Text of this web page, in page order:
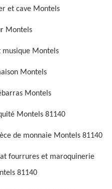
et cave Montels
Montels
musique Montels
Montels
Montels
Montels 81140
de monnaie Montels 81140
fourrures et maroquinerie
81140